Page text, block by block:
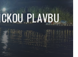
PLAVBU